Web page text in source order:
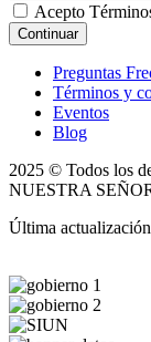
Acepto
Continuar
Preguntas
Términos y
Eventos
Blog
2025 © Todos los
NUESTRA
Última